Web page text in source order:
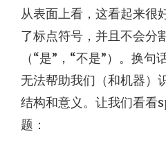
从表面上看，这看起来很
了标点符号，并且不会分
（“是”，“不是”）。换
无法帮助我们（和机器）
结构和意义。让我们看看
题：